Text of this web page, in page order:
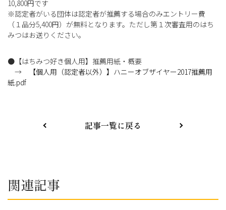
10,800円です
※認定者がいる団体は認定者が推薦する場合のみエントリー費
（１品分5,400円）が無料となります。ただし第１次審査用のはち
みつはお送りください。
●【はちみつ好き個人用】推薦用紙・概要
→
【個人用（認定者以外）】ハニーオブザイヤー2017推薦用
紙.pdf
記事一覧に戻る
関連記事